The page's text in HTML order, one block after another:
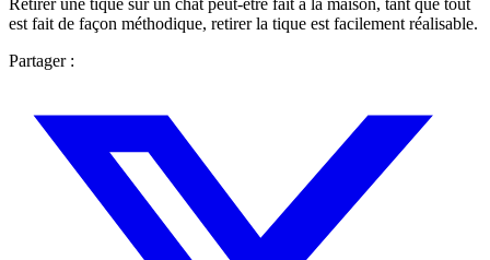
est fait de façon méthodique, retirer la tique est facilement réalisable.
Partager :